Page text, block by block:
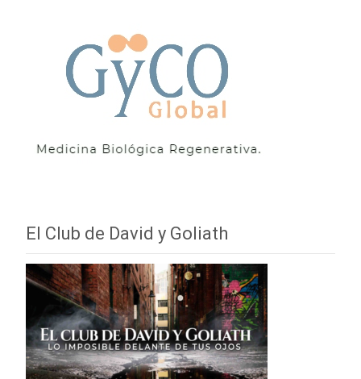
El Club de David y Goliath